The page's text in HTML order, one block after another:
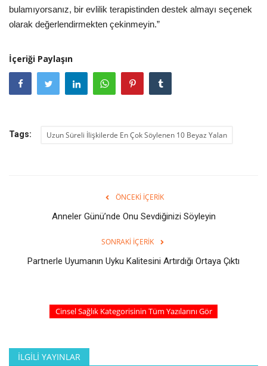
bulamıyorsanız, bir evlilik terapistinden destek almayı seçenek
olarak değerlendirmekten çekinmeyin.”
İçeriği Paylaşın
Tags: Uzun Süreli İlişkilerde En Çok Söylenen 10 Beyaz Yalan
ÖNCEKI İÇERIK
Anneler Günü’nde Onu Sevdiğinizi Söyleyin
SONRAKI İÇERIK
Partnerle Uyumanın Uyku Kalitesini Artırdığı Ortaya Çıktı
Cinsel Sağlık Kategorisinin Tüm Yazılarını Gör
İLGILI YAYINLAR